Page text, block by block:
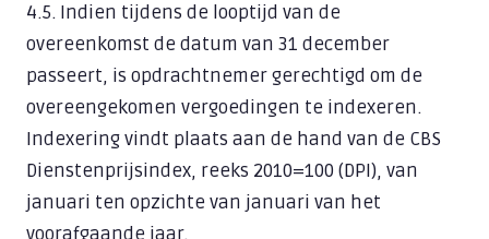
4.5. Indien tijdens de looptijd van de
overeenkomst de datum van 31 december
passeert, is opdrachtnemer gerechtigd om de
overeengekomen vergoedingen te indexeren.
Indexering vindt plaats aan de hand van de CBS
Dienstenprijsindex, reeks 2010=100 (DPI), van
januari ten opzichte van januari van het